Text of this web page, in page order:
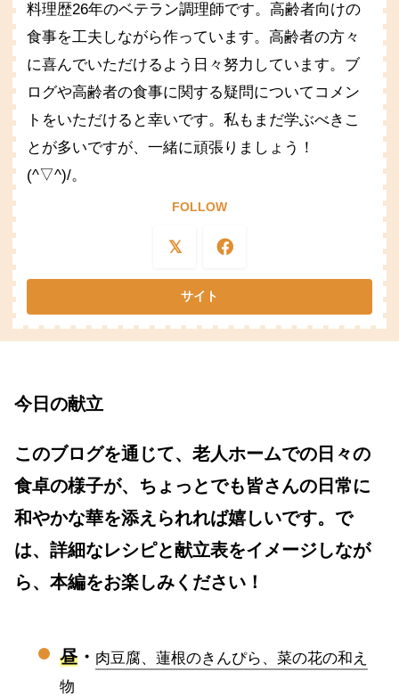
料理歴26年のベテラン調理師です。高齢者向けの
食事を工夫しながら作っています。高齢者の方々
に喜んでいただけるよう日々努力しています。ブ
ログや高齢者の食事に関する疑問についてコメン
トをいただけると幸いです。私もまだ学ぶべきこ
とが多いですが、一緒に頑張りましょう！
(^▽^)/。
FOLLOW
今日の献立
このブログを通じて、老人ホームでの日々の
食卓の様子が、ちょっとでも皆さんの日常に
和やかな華を添えられれば嬉しいです。で
は、詳細なレシピと献立表をイメージしなが
ら、本編をお楽しみください！
昼・ 肉豆腐、蓮根のきんぴら、菜の花の和え
物